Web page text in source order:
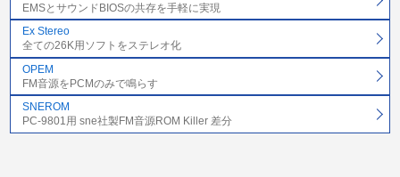
EMSとサウンドBIOSの共存を手軽に実現
Ex Stereo
全ての26K用ソフトをステレオ化
OPEM
FM音源をPCMのみで鳴らす
SNEROM
PC-9801用 sne社製FM音源ROM Killer 差分